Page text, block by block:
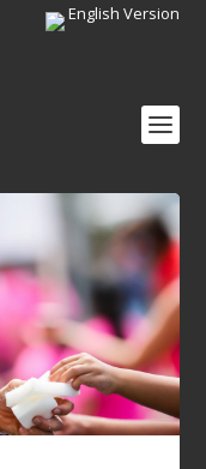
English Version